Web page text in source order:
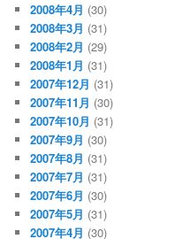
2008年4月 (30)
2008年3月 (31)
2008年2月 (29)
2008年1月 (31)
2007年12月 (31)
2007年11月 (30)
2007年10月 (31)
2007年9月 (30)
2007年8月 (31)
2007年7月 (31)
2007年6月 (30)
2007年5月 (31)
2007年4月 (30)